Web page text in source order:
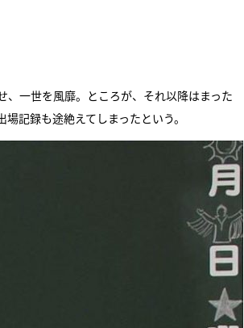
一世を風靡。ところが、それ以降はまった
記録も途絶えてしまったという。